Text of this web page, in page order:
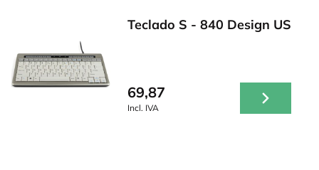
Teclado S - 840 Design US
69,87
Incl. IVA